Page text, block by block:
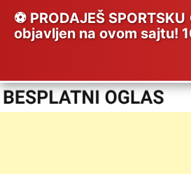
⚽ PRODAJEŠ
objavljen na ovom sajtu!